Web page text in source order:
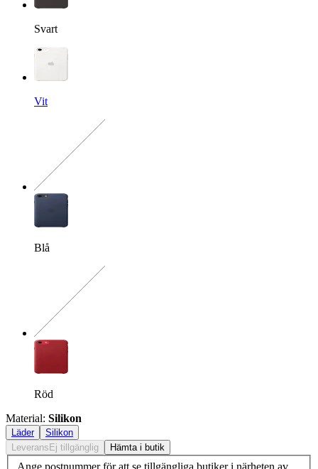
Svart
Vit
Blå
Röd
Material: Silikon
Läder
Silikon
Leverans Ej tillgänglig Hämta i butik
Ange postnummer för att se tillgängliga butiker i närheten av